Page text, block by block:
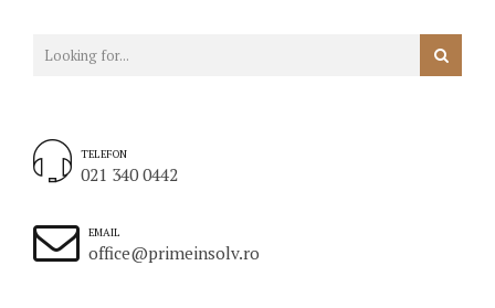
TELEFON
021 340 0442
EMAIL
office@primeinsolv.ro